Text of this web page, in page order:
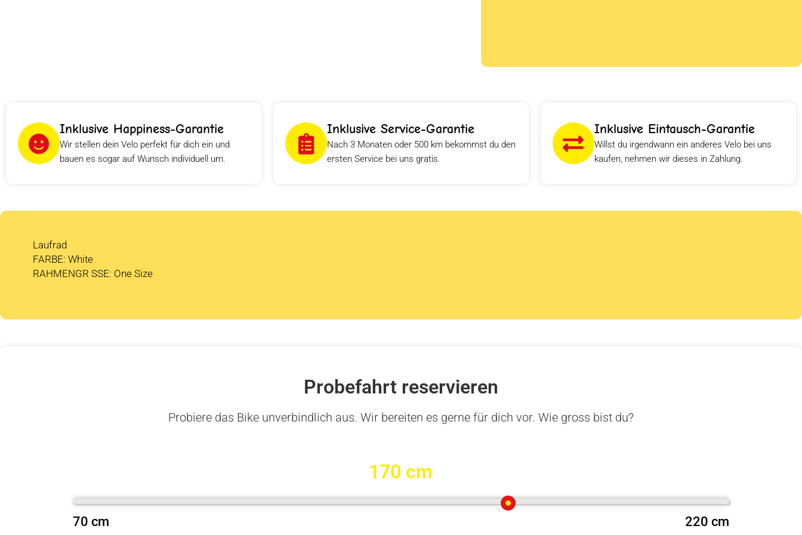
Inklusive Happiness-Garantie
Wir stellen dein Velo perfekt für dich ein und
bauen es sogar auf Wunsch individuell um.
Inklusive Service-Garantie
Nach 3 Monaten oder 500 km bekommst du den
ersten Service bei uns gratis.
Inklusive Eintausch-Garantie
Willst du irgendwann ein anderes Velo bei uns
kaufen, nehmen wir dieses in Zahlung.
Laufrad
FARBE: White
RAHMENGR SSE: One Size
Probefahrt reservieren
Probiere das Bike unverbindlich aus. Wir bereiten es gerne für dich vor. Wie gross bist du?
170 cm
70 cm 220 cm